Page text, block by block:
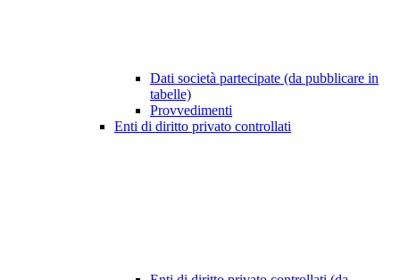
Dati società partecipate (da pubblicare in
tabelle)
Provvedimenti
Enti di diritto privato controllati